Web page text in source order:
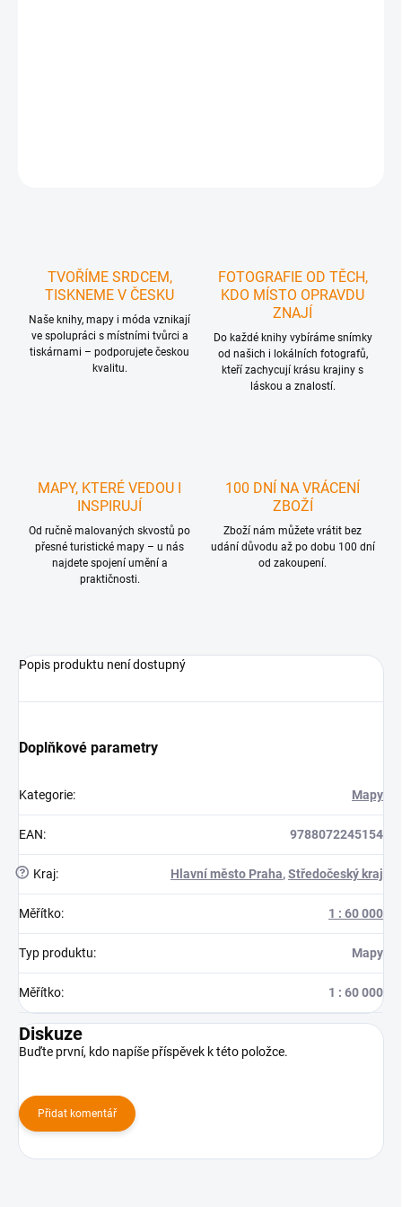
TVOŘÍME SRDCEM,
TISKNEME V ČESKU
Naše knihy, mapy i móda vznikají
ve spolupráci s místními tvůrci a
tiskárnami – podporujete českou
kvalitu.
FOTOGRAFIE OD TĚCH,
KDO MÍSTO OPRAVDU
ZNAJÍ
Do každé knihy vybíráme snímky
od našich i lokálních fotografů,
kteří zachycují krásu krajiny s
láskou a znalostí.
MAPY, KTERÉ VEDOU I
INSPIRUJÍ
Od ručně malovaných skvostů po
přesné turistické mapy – u nás
najdete spojení umění a
praktičnosti.
100 DNÍ NA VRÁCENÍ
ZBOŽÍ
Zboží nám můžete vrátit bez
udání důvodu až po dobu 100 dní
od zakoupení.
Popis produktu není dostupný
Doplňkové parametry
Kategorie: Mapy
EAN: 9788072245154
? Kraj: Hlavní město Praha,Středočeský kraj
Měřítko: 1 : 60 000
Typ produktu: Mapy
Měřítko: 1 : 60 000
Diskuze
Buďte první, kdo napíše příspěvek k této položce.
Přidat komentář